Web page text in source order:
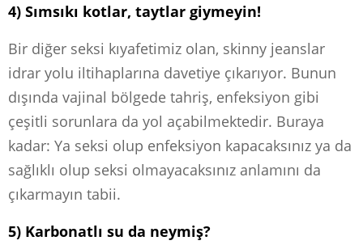
4) Sımsıkı kotlar, taytlar giymeyin!
Bir diğer seksi kıyafetimiz olan, skinny jeanslar
idrar yolu iltihaplarına davetiye çıkarıyor. Bunun
dışında vajinal bölgede tahriş, enfeksiyon gibi
çeşitli sorunlara da yol açabilmektedir. Buraya
kadar: Ya seksi olup enfeksiyon kapacaksınız ya da
sağlıklı olup seksi olmayacaksınız anlamını da
çıkarmayın tabii.
5) Karbonatlı su da neymiş?